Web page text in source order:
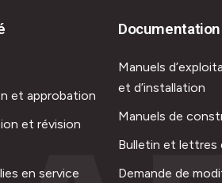
et approbation
et révision
en service
Documentation
Manuels
et d’installation
Manuels de
Bulletin et lettres
Demande de